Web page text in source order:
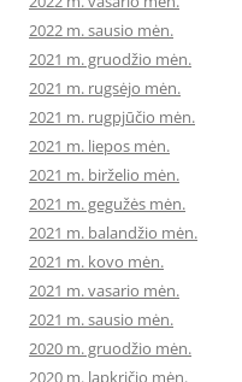
2022 m. sausio mėn.
2021 m. gruodžio mėn.
2021 m. rugsėjo mėn.
2021 m. rugpjūčio mėn.
2021 m. liepos mėn.
2021 m. birželio mėn.
2021 m. gegužės mėn.
2021 m. balandžio mėn.
2021 m. kovo mėn.
2021 m. vasario mėn.
2021 m. sausio mėn.
2020 m. gruodžio mėn.
2020 m. lapkričio mėn.